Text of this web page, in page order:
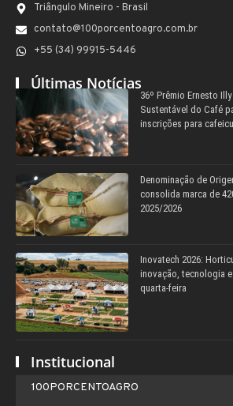
Triângulo Mineiro - Brasil
contato@100porcentoagro.com.br
+55 (34) 99915-5446
Últimas Notícias
36º Prêmio Ernesto
Sustentável do Café
inscrições para
Denominação de
consolida marca de
2025/2026
Inovatech 2026:
inovação, tecnologia
quarta-feira
Institucional
100PORCENTOAGRO